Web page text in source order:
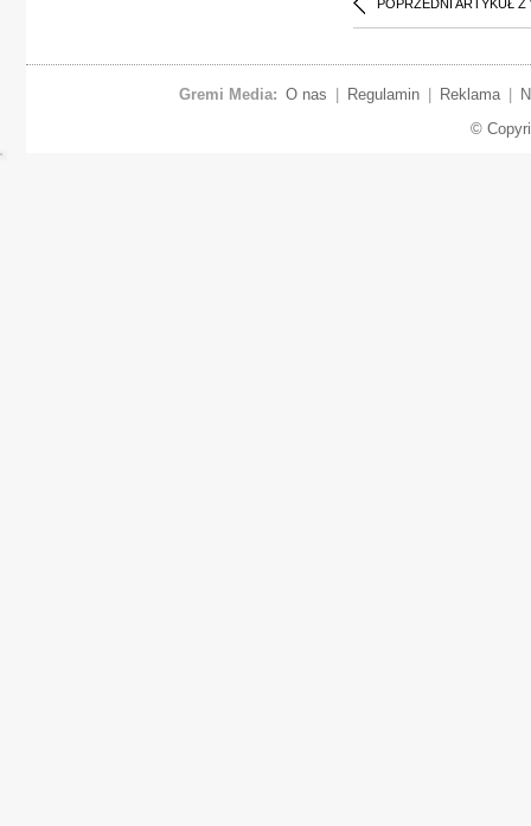
POPRZEDNI ARTYKUŁ Z
Gremi Media: O nas Regulamin Reklama
©